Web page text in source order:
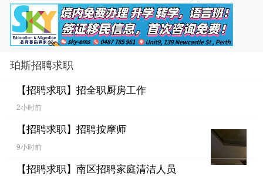
珀斯招聘求职
【招聘求职】 招全职厨房工作
2小时前
【招聘求职】 招聘按摩师
9小时前
【招聘求职】 南区招聘家庭清洁人员